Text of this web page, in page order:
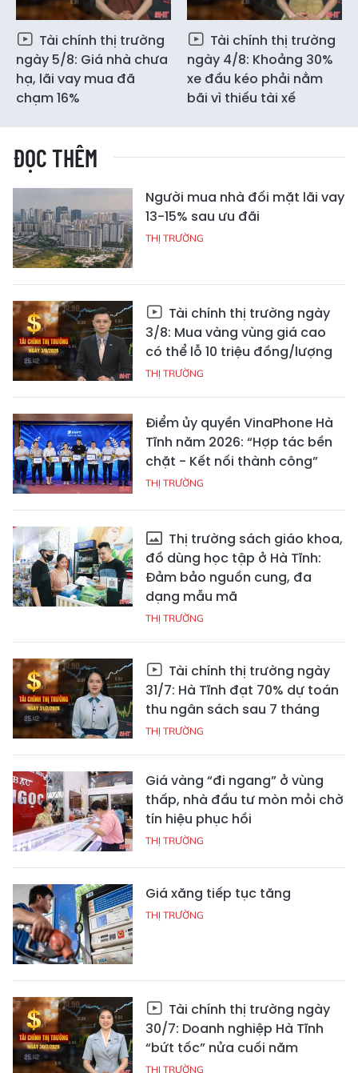
Tài chính thị trường
ngày 5/8: Giá nhà chưa
hạ, lãi vay mua đã
chạm 16%
Tài chính thị trường
ngày 4/8: Khoảng 30%
xe đầu kéo phải nằm
bãi vì thiếu tài xế
ĐỌC THÊM
Người mua nhà đối mặt lãi vay
13-15% sau ưu đãi
THỊ TRƯỜNG
Tài chính thị trường ngày
3/8: Mua vàng vùng giá cao
có thể lỗ 10 triệu đồng/lượng
THỊ TRƯỜNG
Điểm ủy quyền VinaPhone Hà
Tĩnh năm 2026: “Hợp tác bền
chặt - Kết nối thành công”
THỊ TRƯỜNG
Thị trường sách giáo khoa,
đồ dùng học tập ở Hà Tĩnh:
Đảm bảo nguồn cung, đa
dạng mẫu mã
THỊ TRƯỜNG
Tài chính thị trường ngày
31/7: Hà Tĩnh đạt 70% dự toán
thu ngân sách sau 7 tháng
THỊ TRƯỜNG
Giá vàng “đi ngang” ở vùng
thấp, nhà đầu tư mòn mỏi chờ
tín hiệu phục hồi
THỊ TRƯỜNG
Giá xăng tiếp tục tăng
THỊ TRƯỜNG
Tài chính thị trường ngày
30/7: Doanh nghiệp Hà Tĩnh
“bứt tốc” nửa cuối năm
THỊ TRƯỜNG